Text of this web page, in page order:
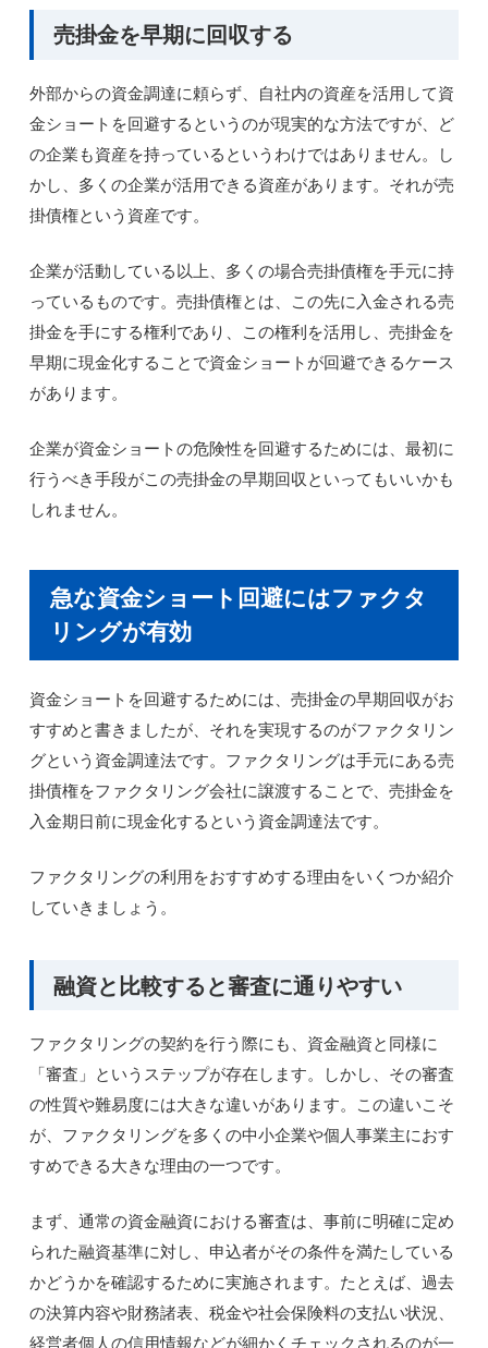
売掛金を早期に回収する
外部からの資金調達に頼らず、自社内の資産を活用して資
金ショートを回避するというのが現実的な方法ですが、ど
の企業も資産を持っているというわけではありません。し
かし、多くの企業が活用できる資産があります。それが売
掛債権という資産です。
企業が活動している以上、多くの場合売掛債権を手元に持
っているものです。売掛債権とは、この先に入金される売
掛金を手にする権利であり、この権利を活用し、売掛金を
早期に現金化することで資金ショートが回避できるケース
があります。
企業が資金ショートの危険性を回避するためには、最初に
行うべき手段がこの売掛金の早期回収といってもいいかも
しれません。
急な資金ショート回避にはファクタ
リングが有効
資金ショートを回避するためには、売掛金の早期回収がお
すすめと書きましたが、それを実現するのがファクタリン
グという資金調達法です。ファクタリングは手元にある売
掛債権をファクタリング会社に譲渡することで、売掛金を
入金期日前に現金化するという資金調達法です。
ファクタリングの利用をおすすめする理由をいくつか紹介
していきましょう。
融資と比較すると審査に通りやすい
ファクタリングの契約を行う際にも、資金融資と同様に
「審査」というステップが存在します。しかし、その審査
の性質や難易度には大きな違いがあります。この違いこそ
が、ファクタリングを多くの中小企業や個人事業主におす
すめできる大きな理由の一つです。
まず、通常の資金融資における審査は、事前に明確に定め
られた融資基準に対し、申込者がその条件を満たしている
かどうかを確認するために実施されます。たとえば、過去
の決算内容や財務諸表、税金や社会保険料の支払い状況、
経営者個人の信用情報などが細かくチェックされるのが一